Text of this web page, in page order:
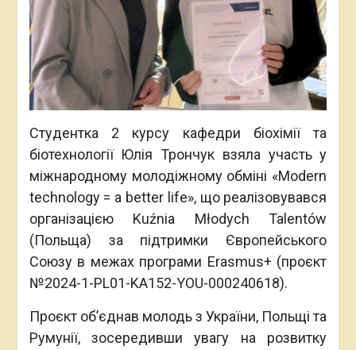
Студентка 2 курсу кафедри біохімії та
біотехнології Юлія Трончук взяла участь у
міжнародному молодіжному обміні «Modern
technology = a better life», що реалізовувався
організацією Kuźnia Młodych Talentów
(Польща) за підтримки Європейського
Союзу в межах програми Erasmus+ (проєкт
№2024-1-PL01-KA152-YOU-000240618).
Проєкт об’єднав молодь з України, Польщі та
Румунії, зосередивши увагу на розвитку